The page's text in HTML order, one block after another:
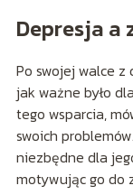
Depresja a
Po swojej walce z
jak ważne było
tego wsparcia,
swoich
niezbędne dla
motywując go do